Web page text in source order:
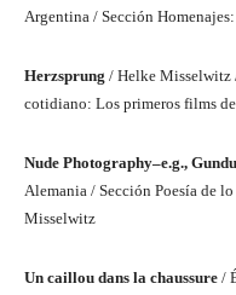
Argentina / Sección
Herzsprung / Helke Misselwitz
cotidiano: Los primeros films
Nude Photography–e.g.,
Alemania / Sección Poesía de
Misselwitz
Un caillou dans la chaussure /